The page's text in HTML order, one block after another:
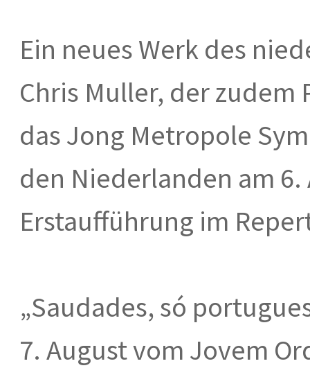
Ein neues Werk des
Chris Muller, der
das Jong Metropole
den Niederlanden am
Erstaufführung im
„Saudades, só
7. August vom Jovem